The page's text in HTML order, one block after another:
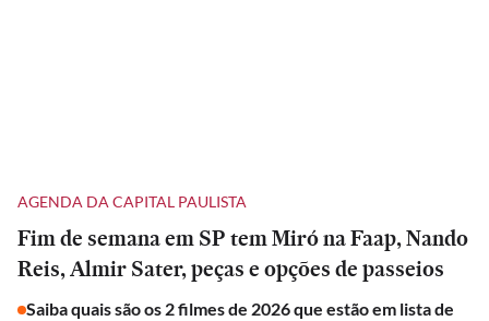
AGENDA DA CAPITAL PAULISTA
Fim de semana em SP tem Miró na Faap, Nando
Reis, Almir Sater, peças e opções de passeios
Saiba quais são os 2 filmes de 2026 que estão em lista de